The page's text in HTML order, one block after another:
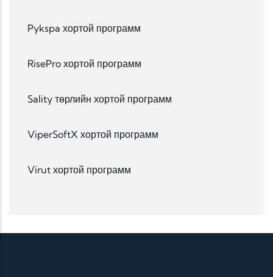
Pykspa хортой программ
RisePro хортой программ
Sality төрлийн хортой программ
ViperSoftX хортой программ
Virut хортой программ